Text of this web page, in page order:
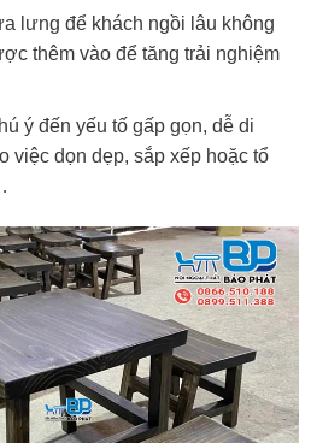
lưng để khách ngồi lâu không
thêm vào để tăng trải nghiệm
ý đến yếu tố gấp gọn, dễ di
việc dọn dẹp, sắp xếp hoặc tổ